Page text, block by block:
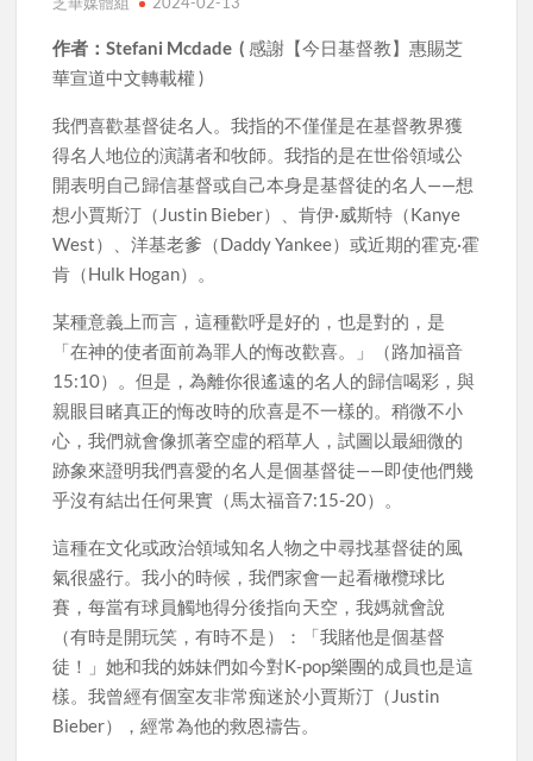
作者：Stefani Mcdade ( 感謝【今日基督教】惠賜芝
華宣道中文轉載權 )
我們喜歡基督徒名人。我指的不僅僅是在基督教界獲
得名人地位的演講者和牧師。我指的是在世俗領域公
開表明自己歸信基督或自己本身是基督徒的名人——想
想小賈斯汀（Justin Bieber）、肯伊·威斯特（Kanye
West）、洋基老爹（Daddy Yankee）或近期的霍克·霍
肯（Hulk Hogan）。
某種意義上而言，這種歡呼是好的，也是對的，是
「在神的使者面前為罪人的悔改歡喜。」（路加福音
15:10）。但是，為離你很遙遠的名人的歸信喝彩，與
親眼目睹真正的悔改時的欣喜是不一樣的。稍微不小
心，我們就會像抓著空虛的稻草人，試圖以最細微的
跡象來證明我們喜愛的名人是個基督徒——即使他們幾
乎沒有結出任何果實（馬太福音7:15-20）。
這種在文化或政治領域知名人物之中尋找基督徒的風
氣很盛行。我小的時候，我們家會一起看橄欖球比
賽，每當有球員觸地得分後指向天空，我媽就會說
（有時是開玩笑，有時不是）：「我賭他是個基督
徒！」她和我的姊妹們如今對K-pop樂團的成員也是這
樣。我曾經有個室友非常痴迷於小賈斯汀（Justin
Bieber），經常為他的救恩禱告。